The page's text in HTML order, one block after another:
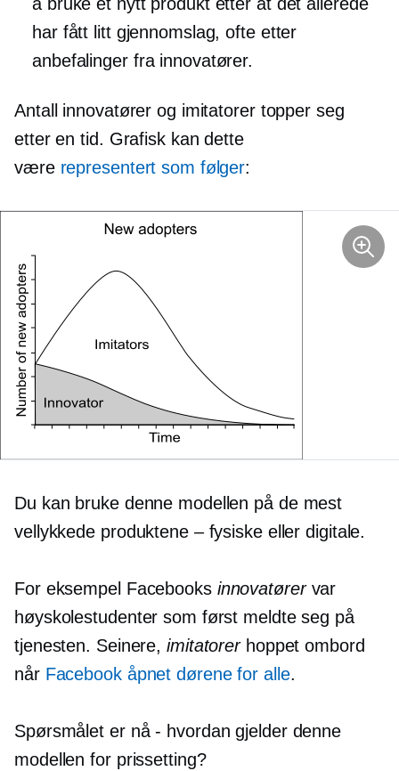
har fått litt gjennomslag, ofte etter
anbefalinger fra innovatører.
Antall innovatører og imitatorer topper seg
etter en tid. Grafisk kan dette
være representert som følger:
Du kan bruke denne modellen på de mest
vellykkede produktene – fysiske eller digitale.
For eksempel Facebooks innovatører var
høyskolestudenter som først meldte seg på
tjenesten. Seinere, imitatorerhoppet ombord
når Facebook åpnet dørene for alle.
Spørsmålet er nå- hvordan gjelder denne
modellen for prissetting?